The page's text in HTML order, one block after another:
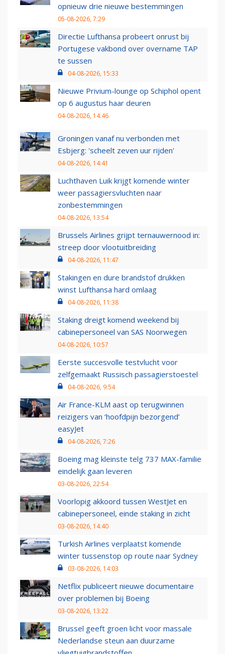
opnieuw drie nieuwe bestemmingen
05-08-2026, 7:29
Directie Lufthansa probeert onrust bij
Portugese vakbond over overname TAP
te sussen
04-08-2026, 15:33
Nieuwe Privium-lounge op Schiphol opent
op 6 augustus haar deuren
04-08-2026, 14:46
Groningen vanaf nu verbonden met
Esbjerg: 'scheelt zeven uur rijden'
04-08-2026, 14:41
Luchthaven Luik krijgt komende winter
weer passagiersvluchten naar
zonbestemmingen
04-08-2026, 13:54
Brussels Airlines grijpt ternauwernood in:
streep door vlootuitbreiding
04-08-2026, 11:47
Stakingen en dure brandstof drukken
winst Lufthansa hard omlaag
04-08-2026, 11:38
Staking dreigt komend weekend bij
cabinepersoneel van SAS Noorwegen
04-08-2026, 10:57
Eerste succesvolle testvlucht voor
zelfgemaakt Russisch passagierstoestel
04-08-2026, 9:54
Air France-KLM aast op terugwinnen
reizigers van ‘hoofdpijn bezorgend’
easyJet
04-08-2026, 7:26
Boeing mag kleinste telg 737 MAX-familie
eindelijk gaan leveren
03-08-2026, 22:54
Voorlopig akkoord tussen WestJet en
cabinepersoneel, einde staking in zicht
03-08-2026, 14:40
Turkish Airlines verplaatst komende
winter tussenstop op route naar Sydney
03-08-2026, 14:03
Netflix publiceert nieuwe documentaire
over problemen bij Boeing
03-08-2026, 13:22
Brussel geeft groen licht voor massale
Nederlandse steun aan duurzame